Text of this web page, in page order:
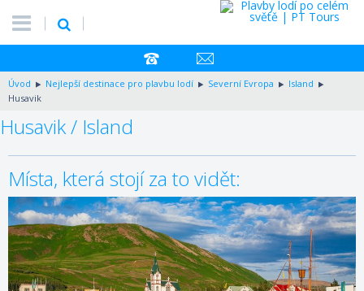
Úvod Nejlepší destinace pro plavbu lodí Severní Evropa
Island
Husavik
Husavik / Island
Místa, která stojí za to vidět: